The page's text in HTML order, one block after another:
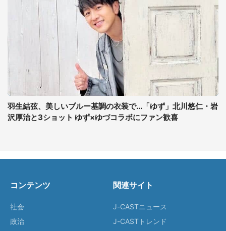
羽生結弦、美しいブルー基調の衣装で...「ゆず」北川悠仁・岩
沢厚治と3ショット ゆず×ゆづコラボにファン歓喜
コンテンツ
社会
政治
関連サイト
J-CASTニュース
J-CASTトレンド